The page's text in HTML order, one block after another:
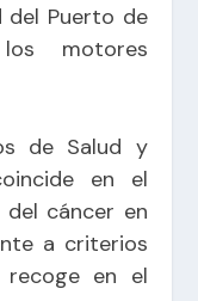
del Puerto de
motores
de Salud y
en el
del cáncer en
a criterios
recoge en el